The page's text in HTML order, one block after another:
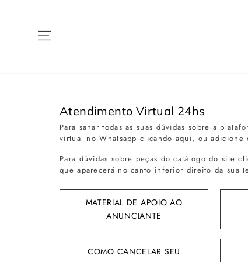
Atendimento Virtual 24hs
Para sanar todas as suas dúvidas sobre a
virtual no Whatsapp clicando aqui, ou adicione
Para dúvidas sobre peças do catálogo do site
que aparecerá no canto inferior direito da sua
MATERIAL DE APOIO AO
ANUNCIANTE
COMO CANCELAR SEU